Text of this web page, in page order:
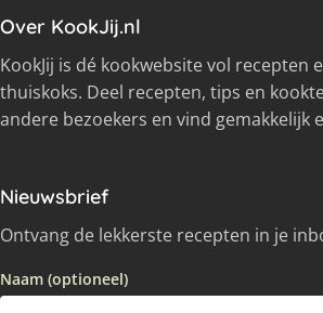
Over KookJij.nl
KookJij is dé kookwebsite vol recepten
thuiskoks. Deel recepten, tips en
andere bezoekers en vind gemakkelijk
Nieuwsbrief
Ontvang de lekkerste recepten in je
Naam (optioneel)